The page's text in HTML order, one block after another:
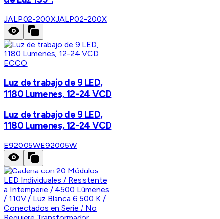
JALP02-200XJALP02-200X
ECCO
Luz de trabajo de 9 LED,
1180 Lumenes, 12-24 VCD
Luz de trabajo de 9 LED,
1180 Lumenes, 12-24 VCD
E92005WE92005W